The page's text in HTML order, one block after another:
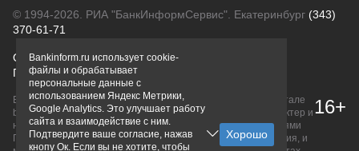
© 1994-2026. РИА "БанкИнформСервис". Екатеринбург (343)
370-61-71
О проектеПолитика конфиденциальности
Правовая информацияДля рекламодателей
Вся информация о продуктах банков, размещенная на портале
bankinform.ru, носит исключительно ознакомительный характер и
не является публичной офертой, определяемой положениями
ГК РФ. Информация не содержит точного и полного описания, и
16+
Bankinform.ru использует cookie-
файлы и обрабатывает
персональные данные с
использованием Яндекс Метрики,
Google Analytics. Это улучшает работу
сайта и взаимодействие с ним.
Подтвердите ваше согласие, нажав
кнопу Ок. Если вы не хотите, чтобы